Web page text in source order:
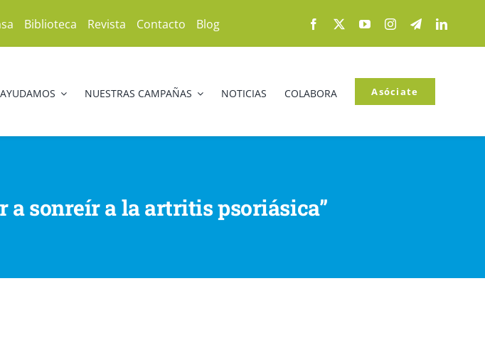
Biblioteca Revista Contacto Blog
NUESTRAS CAMPAÑAS NOTICIAS COLABORA Asóciate
a sonreír a la artritis psoriásica”